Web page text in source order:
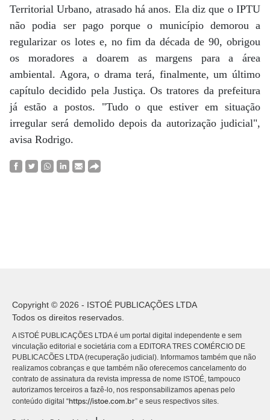
Territorial Urbano, atrasado há anos. Ela diz que o IPTU
não podia ser pago porque o município demorou a
regularizar os lotes e, no fim da década de 90, obrigou
os moradores a doarem as margens para a área
ambiental. Agora, o drama terá, finalmente, um último
capítulo decidido pela Justiça. Os tratores da prefeitura
já estão a postos. "Tudo o que estiver em situação
irregular será demolido depois da autorização judicial",
avisa Rodrigo.
Copyright © 2026 - ISTOÉ PUBLICAÇÕES LTDA
Todos os direitos reservados.
A ISTOÉ PUBLICAÇÕES LTDA é um portal digital independente e sem
vinculação editorial e societária com a EDITORA TRES COMÉRCIO DE
PUBLICACÕES LTDA (recuperação judicial). Informamos também que não
realizamos cobranças e que também não oferecemos cancelamento do
contrato de assinatura da revista impressa de nome ISTOÉ, tampouco
autorizamos terceiros a fazê-lo, nos responsabilizamos apenas pelo
conteúdo digital “https://istoe.com.br” e seus respectivos sites.